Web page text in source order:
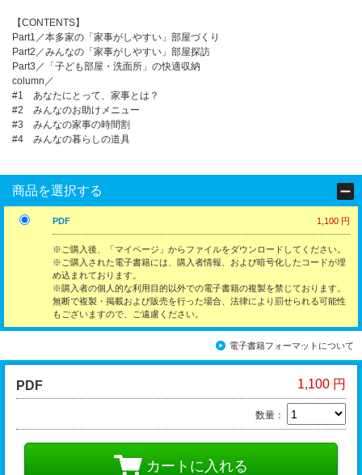
【CONTENTS】
Part1／本多家の「家事がしやすい」部屋づくり
Part2／みんなの「家事がしやすい」部屋探訪
Part3／「子ども部屋・洗面所」の快適収納
column／
#1 あなたにとって、家事とは？
#2 みんなのお助けメニュー
#3 みんなの家事の時間割
#4 みんなの暮らしの道具
商品を選択する
PDF 1,100 円
※ご購入後、「マイページ」からファイルをダウンロードしてください。
※ご購入された電子書籍には、購入者情報、および暗号化したコードが埋
め込まれております。
※購入者の個人的な利用目的以外での電子書籍の複製を禁じております。
無断で複製・掲載および販売を行った場合、法律により罰せられる可能性
もございますので、ご遠慮ください。
電子書籍フォーマットについて
PDF 1,100 円
数量：
カートに入れる